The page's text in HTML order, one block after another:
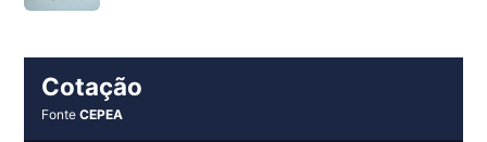
Cotação
FonteCEPEA